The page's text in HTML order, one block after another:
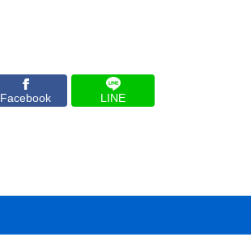
Facebook LINE